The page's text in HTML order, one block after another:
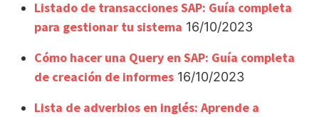
Listado de transacciones SAP: Guía completa
para gestionar tu sistema 16/10/2023
Cómo hacer una Query en SAP: Guía completa
de creación de informes 16/10/2023
Lista de adverbios en inglés: Aprende a